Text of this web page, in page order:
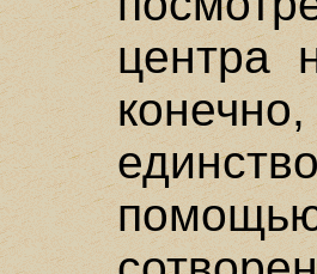
центра